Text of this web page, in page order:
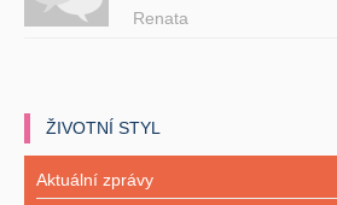
Renata
ŽIVOTNÍ STYL
Aktuální zprávy